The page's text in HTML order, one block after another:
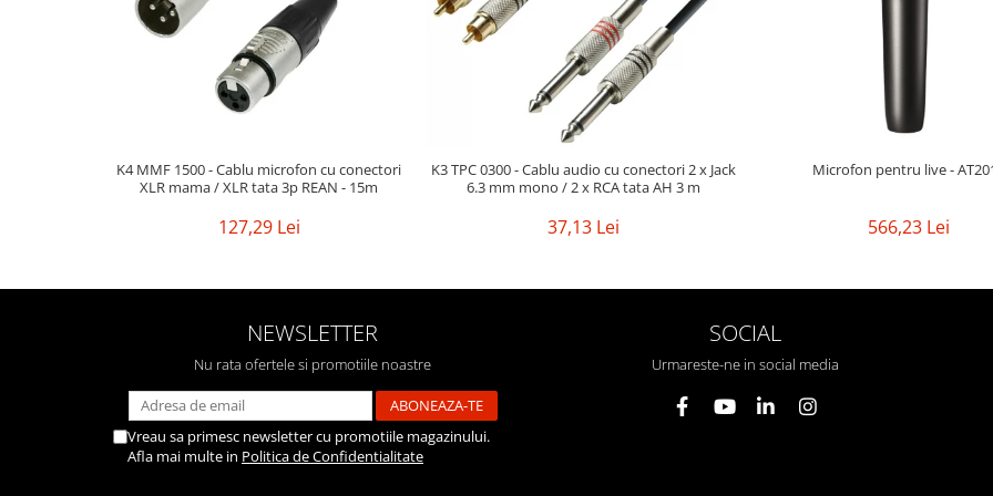
K4 MMF 1500 - Cablu microfon cu conectori
XLR mama / XLR tata 3p REAN - 15m
127,29 Lei
K3 TPC 0300 - Cablu audio cu conectori 2 x Jack
6.3 mm mono / 2 x RCA tata AH 3 m
37,13 Lei
Microfon pentru live -
566,23 Lei
NEWSLETTER
Nu rata ofertele si promotiile noastre
Vreau sa primesc newsletter cu promotiile magazinului.
Afla mai multe in Politica de Confidentialitate
SOCIAL
Urmareste-ne in social media